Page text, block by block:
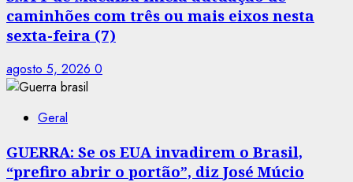
caminhões com três ou mais eixos nesta
sexta-feira (7)
agosto 5, 2026 0
Geral
GUERRA: Se os EUA invadirem o Brasil,
“prefiro abrir o portão”, diz José Múcio